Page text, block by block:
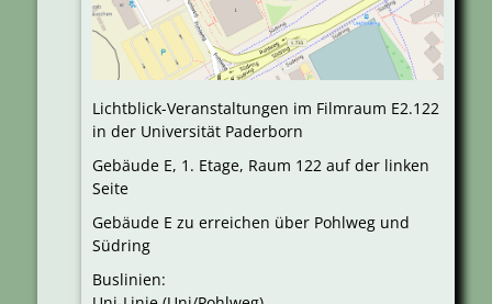
Lichtblick-Veranstaltungen im Filmraum E2.122
in der Universität Paderborn
Gebäude E, 1. Etage, Raum 122 auf der linken
Seite
Gebäude E zu erreichen über Pohlweg und
Südring
Buslinien: